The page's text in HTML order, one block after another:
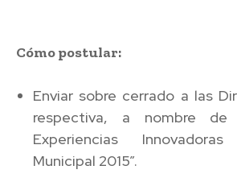
Cómo postular:
Enviar sobre cerrado a las
respectiva, a nombre de
Experiencias
Municipal 2015”.